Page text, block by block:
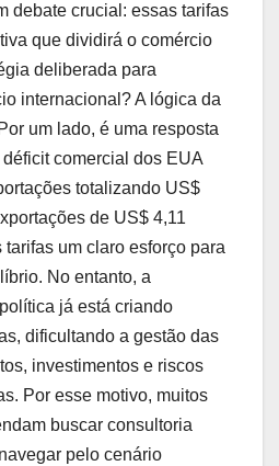
debate crucial: essas tarifas
que dividirá o comércio
deliberada para
internacional? A lógica da
um lado, é uma resposta
comercial dos EUA
totalizando US$
de US$ 4,11
um claro esforço para
No entanto, a
já está criando
dificultando a gestão das
investimentos e riscos
Por esse motivo, muitos
buscar consultoria
pelo cenário